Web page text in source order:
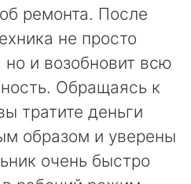
ремонта. После
не просто
и возобновит всю
Обращаясь к
тратите деньги
образом и уверены
очень быстро